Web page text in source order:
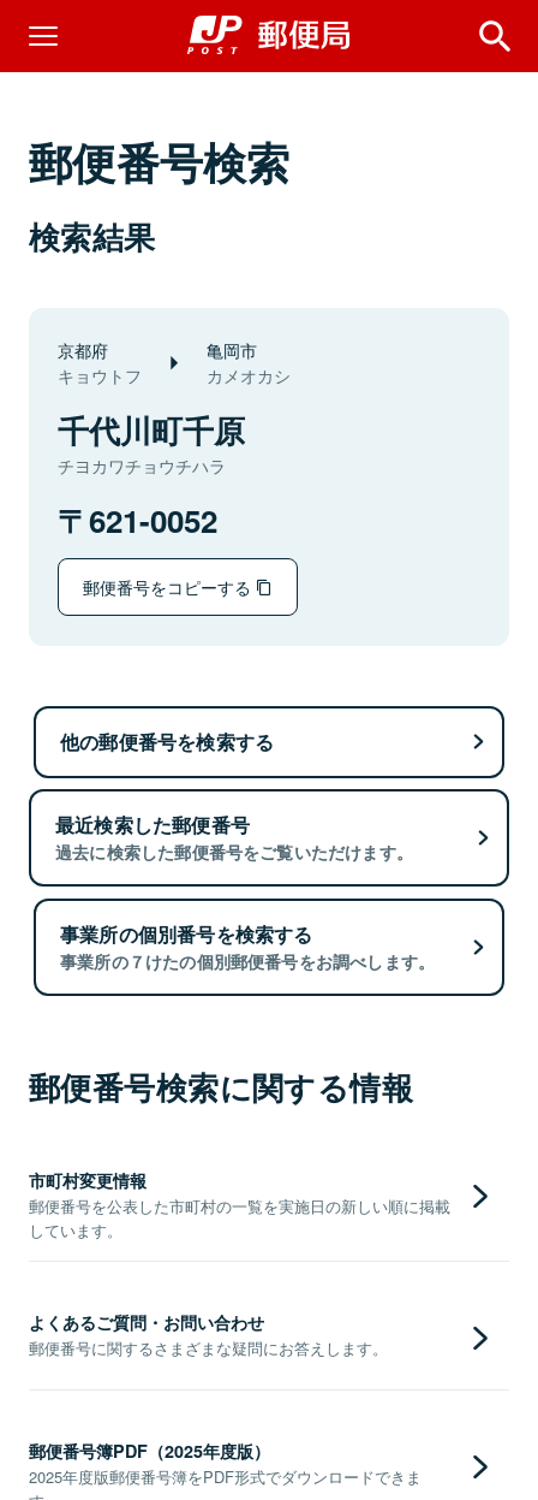
郵便番号検索
検索結果
京都府
キョウトフ
亀岡市
カメオカシ
千代川町千原
チヨカワチョウチハラ
621-0052
郵便番号をコピーする
他の郵便番号を検索する
最近検索した郵便番号
過去に検索した郵便番号をご覧いただけます。
事業所の個別番号を検索する
事業所の７けたの個別郵便番号をお調べします。
郵便番号検索に関する情報
市町村変更情報
郵便番号を公表した市町村の一覧を実施日の新しい順に掲載
しています。
よくあるご質問・お問い合わせ
郵便番号に関するさまざまな疑問にお答えします。
郵便番号簿PDF（2025年度版）
2025年度版郵便番号簿をPDF形式でダウンロードできま